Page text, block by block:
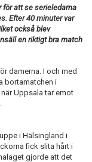
för att se serieledarna
Efter 40 minuter var
också blev
en riktigt bra match
damerna. I och med
bortamatchen i
Uppsala tar emot
i Hälsingland i
fick slita hårt i
gjorde att det